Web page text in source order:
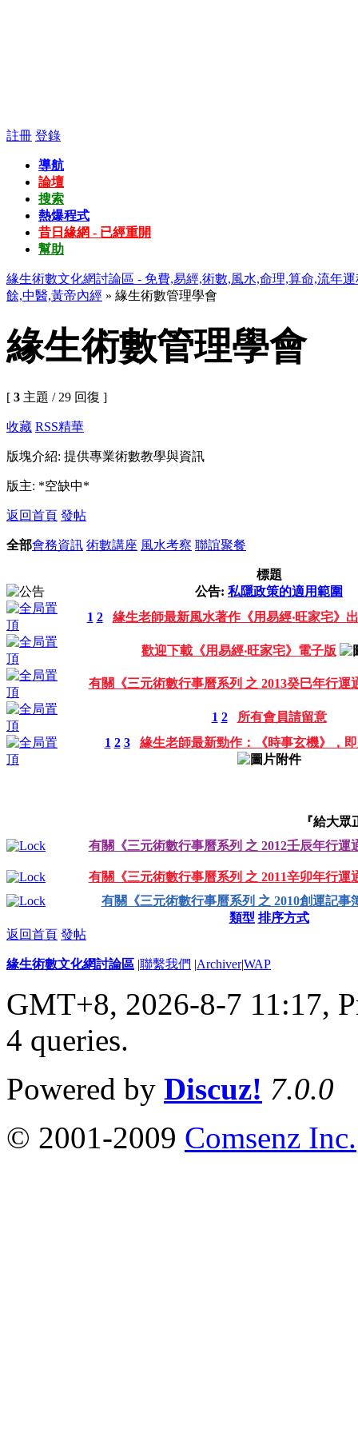
註冊 登錄
導航
論壇
搜索
熱爆程式
昔日緣網 - 已經重開
幫助
緣生術數文化網討論區 - 免費,易經,術數,風水,命理,算命,流年
餘,中醫,黃帝內經 » 緣生術數管理學會
緣生術數管理學會
[ 3 主題 / 29 回復 ]
收藏 RSS精華
版塊介紹: 提供專業術數教學與資訊
版主: *空缺中*
返回首頁 發帖
全部會務資訊 術數講座 風水考察 聯誼聚餐
標題
公告: 私隱政策的適用範圍
1 2 緣生老師最新風水著作《用易經‧旺家宅》
歡迎下載《用易經‧旺家宅》電子版
有關《三元術數行事曆系列 之 2013癸巳年行運
1 2
所有會員請留意
1 2 3 緣生老師最新勁作：《時事玄機》，
『給大
有關《三元術數行事曆系列 之 2012壬辰年行運
有關《三元術數行事曆系列 之 2011辛卯年行運
有關《三元術數行事曆系列 之 2010創運記事
類型 排序方式
返回首頁 發帖
緣生術數文化網討論區 |聯繫我們 |Archiver|WAP
GMT+8, 2026-8-7 11:17,
4 queries.
Powered by Discuz! 7.0.0
© 2001-2009 Comsenz Inc.